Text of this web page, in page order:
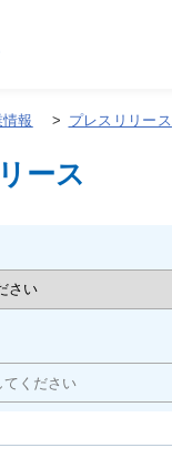
について
報 > プレスリリース
ース